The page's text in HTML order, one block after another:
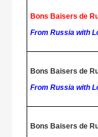
Bons Baisers de
From Russia with
Bons Baisers de
From Russia with
Bons Baisers de